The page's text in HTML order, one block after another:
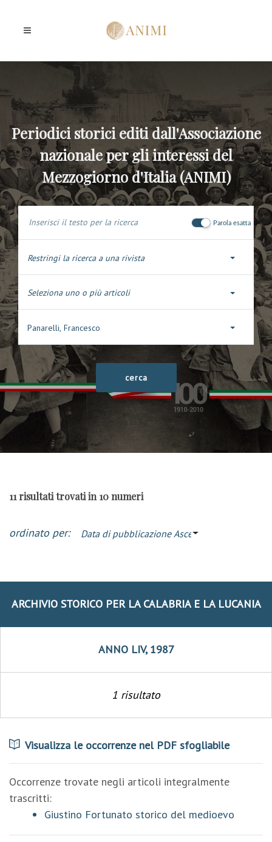
Periodici storici editi dall'Associazione
nazionale per gli interessi del
Mezzogiorno d'Italia (ANIMI)
Parola esatta
Restringi la ricerca a una rivista
Seleziona uno o più articoli
Panarelli, Francesco
11 risultati trovati in 10 numeri
ordinato per: Data di pubblicazione Ascendente
ARCHIVIO STORICO PER LA CALABRIA E LA LUCANIA
ANNO LIV, 1987
1 risultato
Visualizza le occorrenze nel PDF sfogliabile
Occorrenze trovate negli articoli integralmente
trascritti:
Giustino Fortunato storico del medioevo